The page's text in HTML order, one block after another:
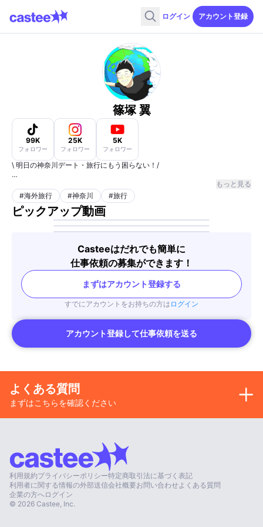
ログイン アカウント登録
篠塚 翼
99K
フォロワー
25K
フォロワー
5K
フォロワー
\ 明日の神奈川デート・旅行にもう困らない！/
・30秒で神奈川のスポットを紹介！
・次の休みに行くデート,旅行の参考にして✌️
・SNS総フォロワー15万人
お仕事のご相談はこちらからお願いします🙇↓
もっと見る
#海外旅行 #神奈川 #旅行
ピックアップ動画
Casteeはだれでも簡単に
仕事依頼の募集ができます！
まずはアカウント登録する
すでにアカウントをお持ちの方は ログイン
アカウント登録して仕事依頼を送る
よくある質問
まずはこちらを確認ください
利用規約プライバシーポリシー特定商取引法に基づく表記
利用者に関する情報の外部送信会社概要お問い合わせ よくある質問
企業の方へログイン
© 2026 Castee, Inc.